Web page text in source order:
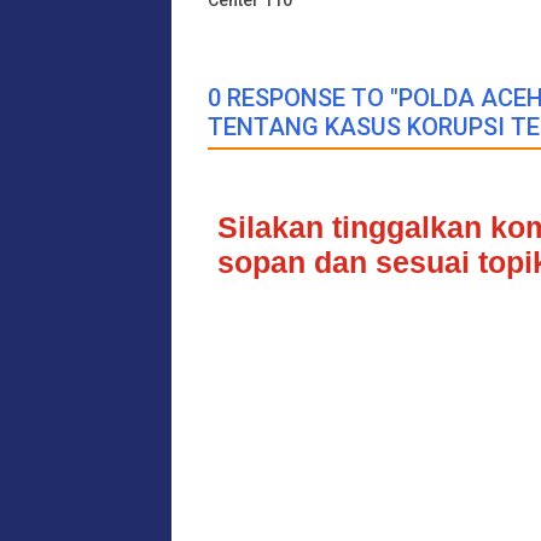
0 RESPONSE TO "POLDA
TENTANG KASUS KORUPSI
Silakan tinggalkan
sopan dan sesuai